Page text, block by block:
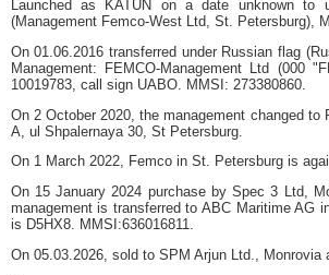
Launched as KATUN on a date unknown
(Management Femco-West Ltd, St. Petersburg),
On 01.06.2016 transferred under Russian flag
Management: FEMCO-Management Ltd (000
10019783, call sign UABO. MMSI: 273380860.
On 2 October 2020, the management changed
A, ul Shpalernaya 30, St Petersburg.
On 1 March 2022, Femco in St. Petersburg is
On 15 January 2024 purchase by Spec 3 Ltd,
management is transferred to ABC Maritime AG
is D5HX8. MMSI:636016811.
On 05.03.2026, sold to SPM Arjun Ltd., Monrovia